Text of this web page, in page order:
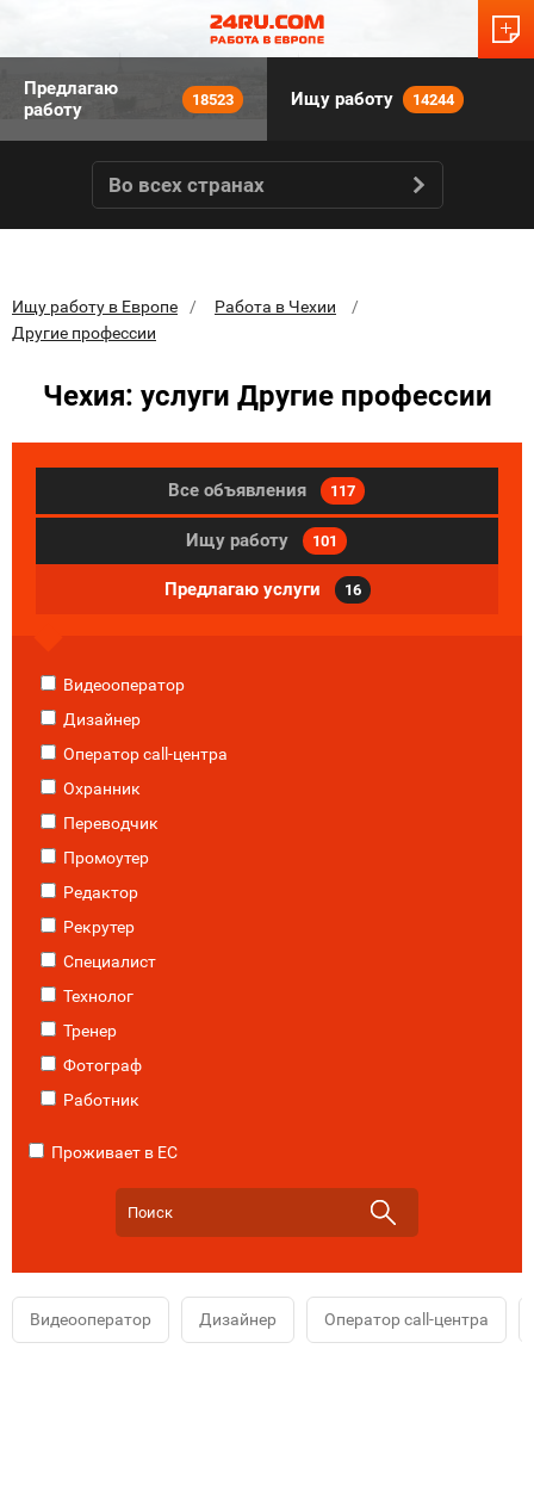
Предлагаю
работу
18523 Ищу работу 14244
Во всех странах
Ищу работу в Европе
Работа в Чехии
Другие профессии
Чехия: услуги Другие профессии
Все объявления 117
Ищу работу 101
Предлагаю услуги 16
Видеооператор
Дизайнер
Оператор call-центра
Охранник
Переводчик
Промоутер
Редактор
Рекрутер
Специалист
Технолог
Тренер
Фотограф
Работник
Проживает в ЕС
Видеооператор Дизайнер Оператор call-центра